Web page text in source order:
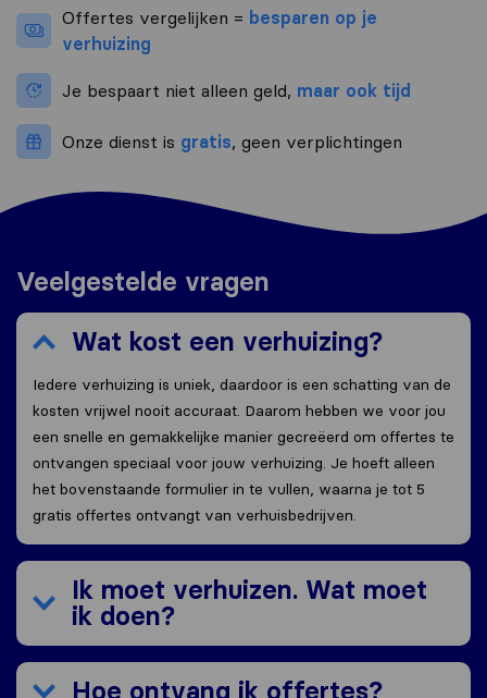
Offertes vergelijken = besparen op je
verhuizing
Je bespaart niet alleen geld, maar ook tijd
Onze dienst is gratis, geen verplichtingen
Veelgestelde vragen
Wat kost een verhuizing?
Iedere verhuizing is uniek, daardoor is een schatting van de
kosten vrijwel nooit accuraat. Daarom hebben we voor jou
een snelle en gemakkelijke manier gecreëerd om offertes te
ontvangen speciaal voor jouw verhuizing. Je hoeft alleen
het bovenstaande formulier in te vullen, waarna je tot 5
gratis offertes ontvangt van verhuisbedrijven.
Ik moet verhuizen. Wat moet
ik doen?
Hoe ontvang ik offertes?